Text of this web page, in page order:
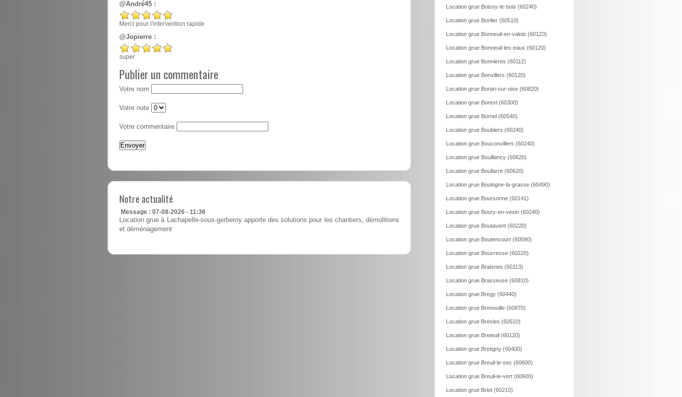
@André45 :
Merci pour l'intervention rapide
@Jopierre :
super
Publier un commentaire
Votre nom
Votre note
Votre commentaire
Notre actualité
Message : 07-08-2026 - 11:36
Location grue à Lachapelle-sous-gerberoy apporte des solutions pour les chantiers, démolitions
et déménagement
Location grue Boissy-le-bois (60240)
Location grue Bonlier (60510)
Location grue Bonneuil-en-valois (60123)
Location grue Bonneuil-les-eaux (60120)
Location grue Bonnieres (60112)
Location grue Bonvillers (60120)
Location grue Boran-sur-oise (60820)
Location grue Borest (60300)
Location grue Bornel (60540)
Location grue Boubiers (60240)
Location grue Bouconvillers (60240)
Location grue Bouillancy (60620)
Location grue Boullarre (60620)
Location grue Boulogne-la-grasse (60490)
Location grue Boursonne (60141)
Location grue Boury-en-vexin (60240)
Location grue Boutavent (60220)
Location grue Boutencourt (60590)
Location grue Bouvresse (60220)
Location grue Braisnes (60113)
Location grue Brasseuse (60810)
Location grue Bregy (60440)
Location grue Brenouille (60870)
Location grue Bresles (60510)
Location grue Breteuil (60120)
Location grue Bretigny (60400)
Location grue Breuil-le-sec (60600)
Location grue Breuil-le-vert (60600)
Location grue Briot (60210)